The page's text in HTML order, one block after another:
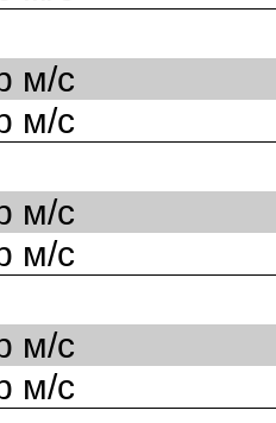
м/с
м/с
м/с
м/с
м/с
м/с